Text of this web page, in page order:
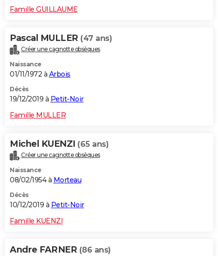
Famille GUILLAUME
Pascal MULLER (47 ans)
Créer une cagnotte obsèques
Naissance
01/11/1972 à Arbois
Décès
19/12/2019 à Petit-Noir
Famille MULLER
Michel KUENZI (65 ans)
Créer une cagnotte obsèques
Naissance
08/02/1954 à Morteau
Décès
10/12/2019 à Petit-Noir
Famille KUENZI
Andre FARNER (86 ans)